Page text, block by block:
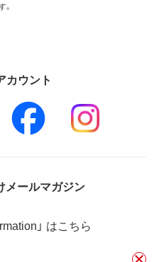
。
カウント
メールマガジン
」 はこちら